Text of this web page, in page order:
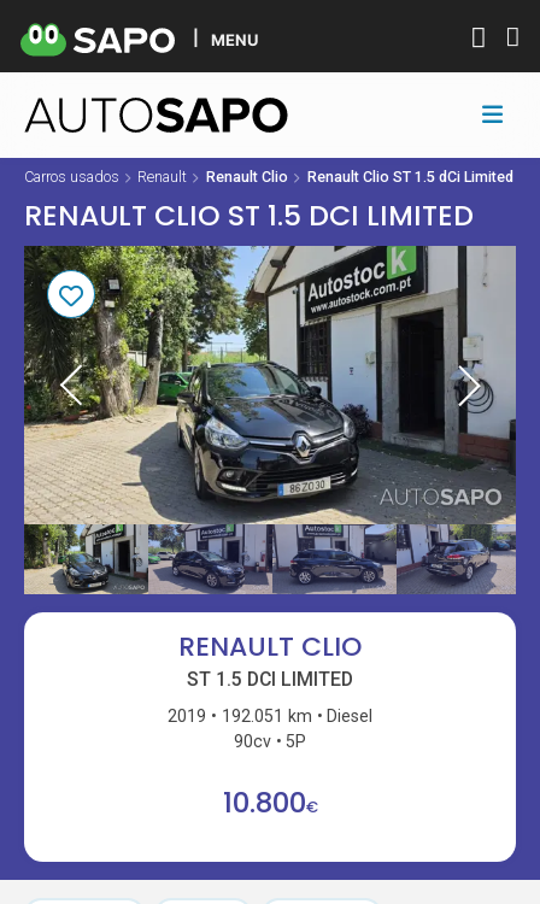
MENU
Carros usados Renault Renault Clio Renault Clio ST 1.5 dCi Limited
RENAULT CLIO ST 1.5 DCI LIMITED
RENAULT CLIO
ST 1.5 DCI LIMITED
2019 192.051 km
Diesel
90cv
5P
10.800€